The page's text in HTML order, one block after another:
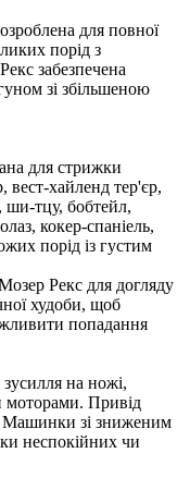
для повної
порід з
забезпечена
зі збільшеною
для стрижки
вест-хайленд тер'єр,
ши-тцу, бобтейл,
кокер-спаніель,
порід із густим
Рекс для догляду
худоби, щоб
попадання
на ножі,
моторами. Привід
Машинки зі зниженим
неспокійних чи